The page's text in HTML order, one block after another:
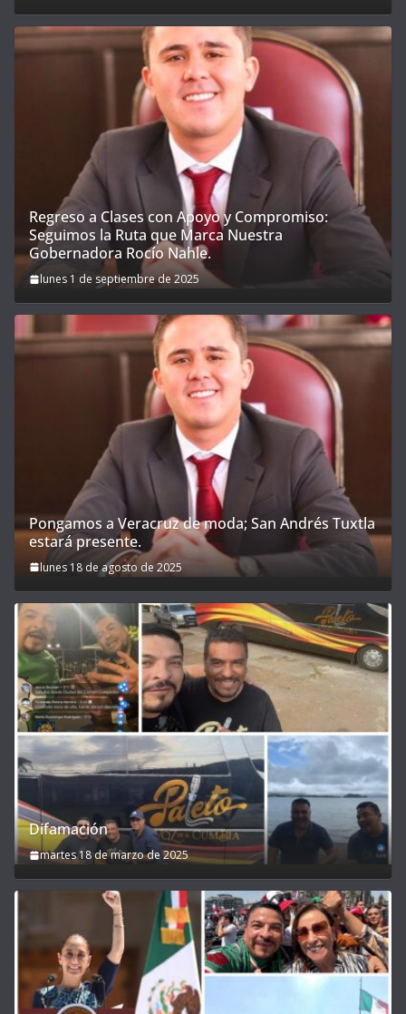
Regreso a Clases con Apoyo y Compromiso:
Seguimos la Ruta que Marca Nuestra
Gobernadora Rocío Nahle.
lunes 1 de septiembre de 2025
Pongamos a Veracruz de moda; San Andrés Tuxtla
estará presente.
lunes 18 de agosto de 2025
Difamación
martes 18 de marzo de 2025